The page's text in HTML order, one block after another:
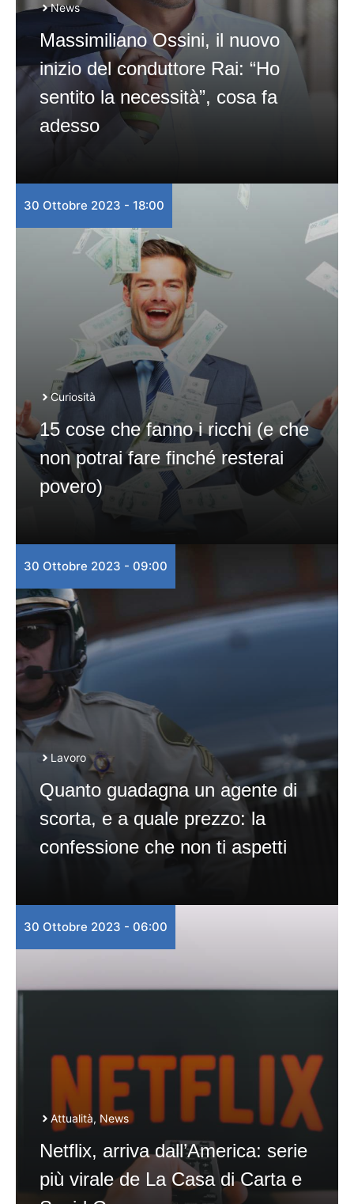
News
Massimiliano Ossini, il nuovo
inizio del conduttore Rai: “Ho
sentito la necessità”, cosa fa
adesso
30 Ottobre 2023 - 18:00
Curiosità
15 cose che fanno i ricchi (e che
non potrai fare finché resterai
povero)
30 Ottobre 2023 - 09:00
Lavoro
Quanto guadagna un agente di
scorta, e a quale prezzo: la
confessione che non ti aspetti
30 Ottobre 2023 - 06:00
Attualità, News
Netflix, arriva dall’America: serie
più virale de La Casa di Carta e